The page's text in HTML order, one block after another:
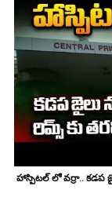
హాస్పిటల్ లో వర్రా.. కడప